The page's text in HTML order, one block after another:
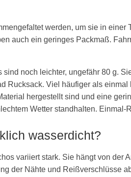
werden, um sie in einer
auch ein geringes Packmaß.
noch leichter, ungefähr 80 g.
Rucksack. Viel häufiger als
hergestellt sind und eine
Wetter standhalten.
wasserdicht?
variiert stark. Sie hängt von der
der Nähte und Reißverschlüsse